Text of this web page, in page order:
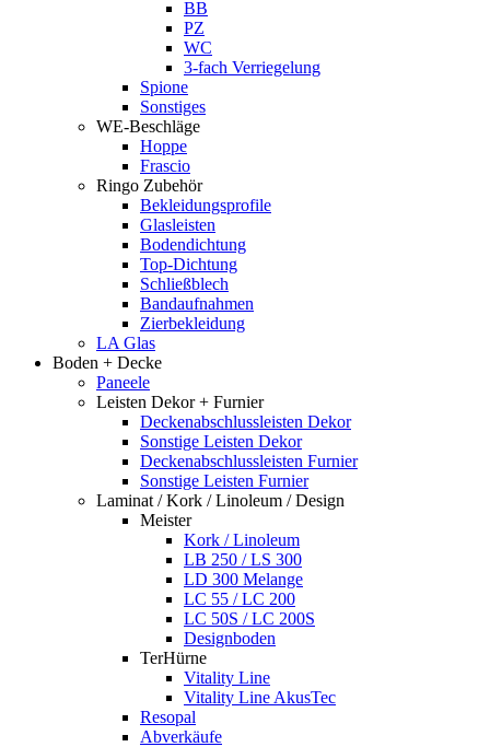
BB
PZ
WC
3-fach Verriegelung
Spione
Sonstiges
WE-Beschläge
Hoppe
Frascio
Ringo Zubehör
Bekleidungsprofile
Glasleisten
Bodendichtung
Top-Dichtung
Schließblech
Bandaufnahmen
Zierbekleidung
LA Glas
Boden + Decke
Paneele
Leisten Dekor + Furnier
Deckenabschlussleisten Dekor
Sonstige Leisten Dekor
Deckenabschlussleisten Furnier
Sonstige Leisten Furnier
Laminat / Kork / Linoleum / Design
Meister
Kork / Linoleum
LB 250 / LS 300
LD 300 Melange
LC 55 / LC 200
LC 50S / LC 200S
Designboden
TerHürne
Vitality Line
Vitality Line AkusTec
Resopal
Abverkäufe